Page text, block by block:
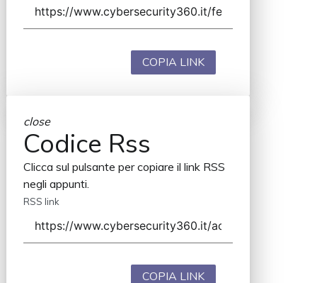
COPIA LINK
close
Codice Rss
Clicca sul pulsante per copiare il link RSS
negli appunti.
RSS link
COPIA LINK